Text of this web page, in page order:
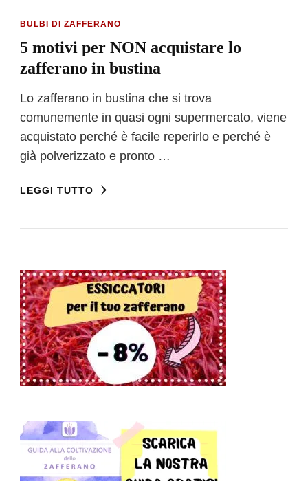
BULBI DI ZAFFERANO
5 motivi per NON acquistare lo
zafferano in bustina
Lo zafferano in bustina che si trova
comunemente in quasi ogni supermercato, viene
acquistato perché è facile reperirlo e perché è
già polverizzato e pronto …
LEGGI TUTTO